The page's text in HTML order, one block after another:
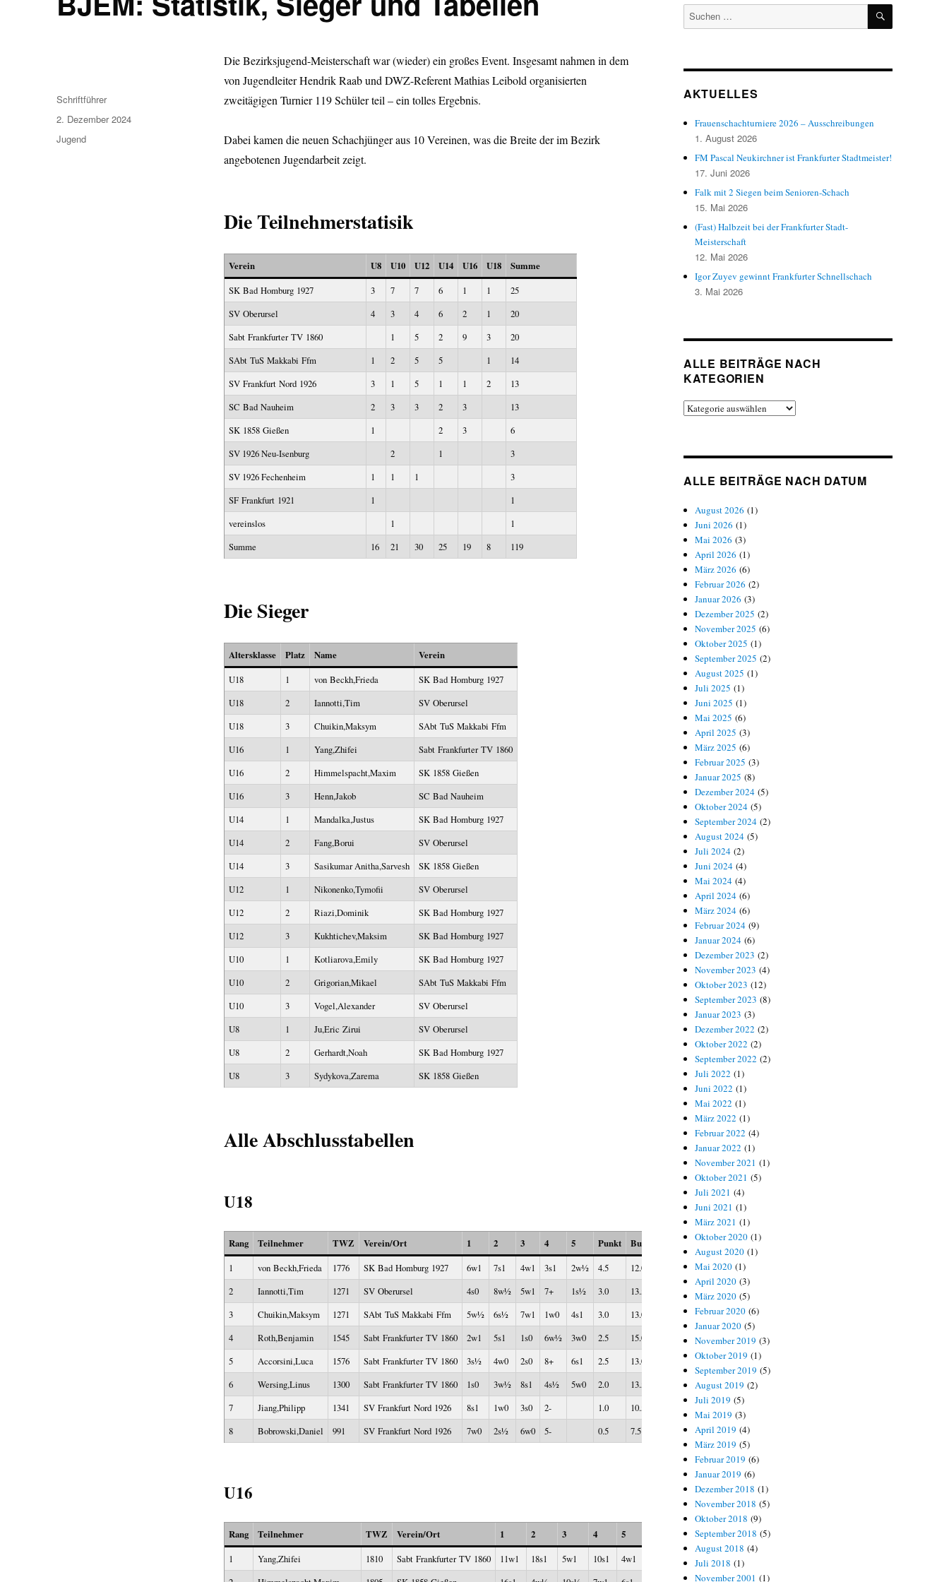
Die Bezirksjugend-Meisterschaft war (wieder) ein großes Event. Insgesamt nahmen in dem
von Jugendleiter Hendrik Raab und DWZ-Referent Mathias Leibold organisierten
zweitägigen Turnier 119 Schüler teil – ein tolles Ergebnis.
Dabei kamen die neuen Schachjünger aus 10 Vereinen, was die Breite der im Bezirk
angebotenen Jugendarbeit zeigt.
Die Teilnehmerstatisik
Verein U8 U10 U12 U14 U16 U18
Summe
SK Bad Homburg 1927
3 7 7 6 1 1
25
SV Oberursel
4 3 4 6 2 1
20
Sabt Frankfurter TV 1860
1 5 2 9 3
20
SAbt TuS Makkabi Ffm
1 2 5 5 1
14
SV Frankfurt Nord 1926
3 1 5 1 1 2
13
SC Bad Nauheim
2 3 3 2 3
13
SK 1858 Gießen
1 2 3
6
SV 1926 Neu-Isenburg
2 1
3
SV 1926 Fechenheim
1 1 1
3
SF Frankfurt 1921
1
1
vereinslos
1
1
Summe
16 21 30 25 19 8 119
Die Sieger
Altersklasse Platz Name
Verein
U18
1 von Beckh,Frieda
SK Bad Homburg 1927
U18
2 Iannotti,Tim
SV Oberursel
U18
3 Chuikin,Maksym
SAbt TuS Makkabi Ffm
U16
1 Yang,Zhifei
Sabt Frankfurter TV 1860
U16
2 Himmelspacht,Maxim
SK 1858 Gießen
U16
3 Henn,Jakob
SC Bad Nauheim
U14
1 Mandalka,Justus
SK Bad Homburg 1927
U14
2 Fang,Borui
SV Oberursel
U14
3 Sasikumar Anitha,Sarvesh
SK 1858 Gießen
U12
1 Nikonenko,Tymofii
SV Oberursel
U12
2 Riazi,Dominik
SK Bad Homburg 1927
U12
3 Kukhtichev,Maksim
SK Bad Homburg 1927
U10
1 Kotliarova,Emily
SK Bad Homburg 1927
U10
2 Grigorian,Mikael
SAbt TuS Makkabi Ffm
U10
3 Vogel,Alexander
SV Oberursel
U8
1 Ju,Eric Zirui
SV Oberursel
U8
2 Gerhardt,Noah
SK Bad Homburg 1927
U8
3 Sydykova,Zarema SK 1858 Gießen
Alle Abschlusstabellen
U18
Rang Teilnehmer TWZ Verein/Ort 1 2 3 4 5 Punkt Buchh
SoBer
1
von Beckh,Frieda 1776 SK Bad Homburg 1927 6w1 7s1 4w1 3s1 2w½ 4.5 12.0
10.50
2
Iannotti,Tim 1271 SV Oberursel 4s0 8w½ 5w1 7+ 1s½ 3.0 13.5
3
Chuikin,Maksym 1271 SAbt TuS Makkabi Ffm 5w½ 6s½ 7w1 1w0 4s1 3.0 13.0
4
Roth,Benjamin 1545 Sabt Frankfurter TV 1860 2w1 5s1 1s0 6w½ 3w0 2.5 15.0
5
Accorsini,Luca 1576 Sabt Frankfurter TV 1860 3s½ 4w0 2s0 8+ 6s1 2.5 13.0
6
Wersing,Linus 1300 Sabt Frankfurter TV 1860 1s0 3w½ 8s1 4s½ 5w0 2.0 13.5
7
Jiang,Philipp 1341 SV Frankfurt Nord 1926 8s1 1w0 3s0 2- 1.0 10.5
8
Bobrowski,Daniel 991 SV Frankfurt Nord 1926 7w0 2s½ 6w0 5- 0.5 7.5
U16
Rang Teilnehmer TWZ Verein/Ort 1 2 3 4 5 Buchh
SoBer
1
Yang,Zhifei 1810 Sabt Frankfurter TV 1860 11w1 18s1 5w1 10s1 4w1 12.0
12.00
Autor
Schriftführer
Veröffentlicht
am
2. Dezember 2024
Kategorien
Jugend
Suchen
nach:
SUCHEN
AKTUELLES
Frauenschachturniere 2026 – Ausschreibungen
1. August 2026
FM Pascal Neukirchner ist Frankfurter Stadtmeister!
17. Juni 2026
Falk mit 2 Siegen beim Senioren-Schach
15. Mai 2026
(Fast) Halbzeit bei der Frankfurter Stadt-
Meisterschaft
12. Mai 2026
Igor Zuyev gewinnt Frankfurter Schnellschach
3. Mai 2026
ALLE BEITRÄGE NACH
KATEGORIEN
Alle
ALLE BEITRÄGE NACH DATUM
August 2026 (1)
Juni 2026 (1)
Mai 2026 (3)
April 2026 (1)
März 2026 (6)
Februar 2026 (2)
Januar 2026 (3)
Dezember 2025 (2)
November 2025 (6)
Oktober 2025 (1)
September 2025 (2)
August 2025 (1)
Juli 2025 (1)
Juni 2025 (1)
Mai 2025 (6)
April 2025 (3)
März 2025 (6)
Februar 2025 (3)
Januar 2025 (8)
Dezember 2024 (5)
Oktober 2024 (5)
September 2024 (2)
August 2024 (5)
Juli 2024 (2)
Juni 2024 (4)
Mai 2024 (4)
April 2024 (6)
März 2024 (6)
Februar 2024 (9)
Januar 2024 (6)
Dezember 2023 (2)
November 2023 (4)
Oktober 2023 (12)
September 2023 (8)
Januar 2023 (3)
Dezember 2022 (2)
Oktober 2022 (2)
September 2022 (2)
Juli 2022 (1)
Juni 2022 (1)
Mai 2022 (1)
März 2022 (1)
Februar 2022 (4)
Januar 2022 (1)
November 2021 (1)
Oktober 2021 (5)
Juli 2021 (4)
Juni 2021 (1)
März 2021 (1)
Oktober 2020 (1)
August 2020 (1)
Mai 2020 (1)
April 2020 (3)
März 2020 (5)
Februar 2020 (6)
Januar 2020 (5)
November 2019 (3)
Oktober 2019 (1)
September 2019 (5)
August 2019 (2)
Juli 2019 (5)
Mai 2019 (3)
April 2019 (4)
März 2019 (5)
Februar 2019 (6)
Januar 2019 (6)
Dezember 2018 (1)
November 2018 (5)
Oktober 2018 (9)
September 2018 (5)
August 2018 (4)
Juli 2018 (1)
November 2001 (1)